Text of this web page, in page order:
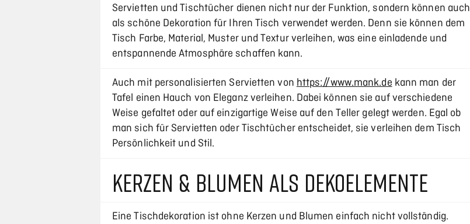
Servietten und Tischtücher dienen nicht nur der Funktion, sondern können auch
als schöne Dekoration für Ihren Tisch verwendet werden. Denn sie können dem
Tisch Farbe, Material, Muster und Textur verleihen, was eine einladende und
entspannende Atmosphäre schaffen kann.
Auch mit personalisierten Servietten vonhttps://www.mank.dekann man der
Tafel einen Hauch von Eleganz verleihen. Dabei können sie auf verschiedene
Weise gefaltet oder auf einzigartige Weise auf den Teller gelegt werden. Egal ob
man sich für Servietten oder Tischtücher entscheidet, sie verleihen dem Tisch
Persönlichkeit und Stil.
KERZEN & BLUMEN ALS DEKOELEMENTE
Eine Tischdekoration ist ohne Kerzen und Blumen einfach nicht vollständig.